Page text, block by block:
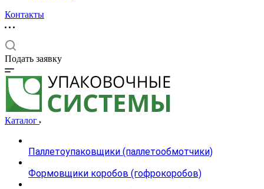
Контакты
Подать заявку
Каталог
Паллетоупаковщики (паллетообмотчики)
Формовщики коробов (гофрокоробов)